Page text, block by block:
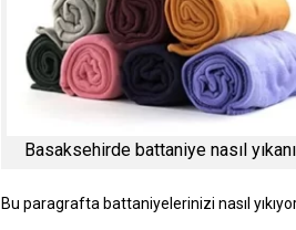
Basaksehirde battaniye nasıl
Bu paragrafta battaniyelerinizi nasıl